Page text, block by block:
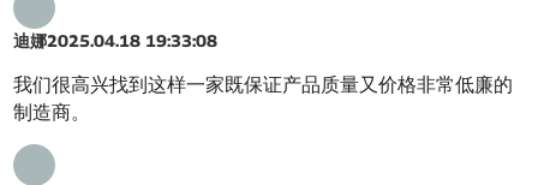
迪娜2025.04.18 19:33:08
我们很高兴找到这样一家既保证产品质量又价格非常低廉的
制造商。